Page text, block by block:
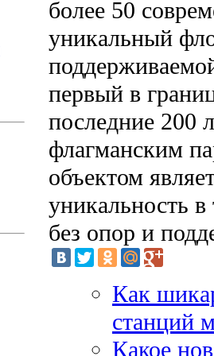
более 50
уникальный
первый в
последние 200
флагманским
объектом
уникальность в
без опор и
Как
станций
Какое